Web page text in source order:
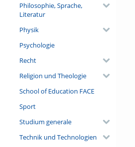
Philosophie, Sprache,
Literatur
Physik
Psychologie
Recht
Religion und Theologie
School of Education FACE
Sport
Studium generale
Technik und Technologien